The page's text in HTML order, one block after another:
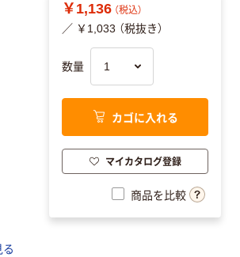
￥1,136 （税込）
／ ￥1,033 （税抜き）
数量
カゴに入れる
マイカタログ登録
商品を比較